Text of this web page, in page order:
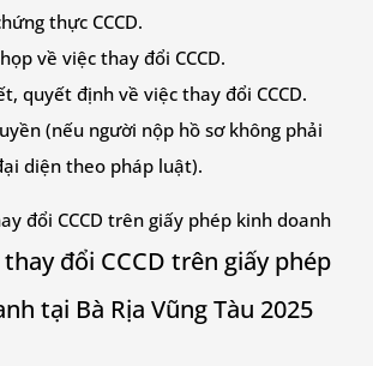
thực CCCD.
về việc thay đổi CCCD.
quyết định về việc thay đổi CCCD.
(nếu người nộp hồ sơ không phải
diện theo pháp luật).
đổi CCCD trên giấy phép
tại Bà Rịa Vũng Tàu 2025